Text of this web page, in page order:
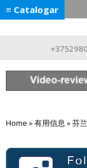
≡ Catalogar
Home »有用信息 »芬